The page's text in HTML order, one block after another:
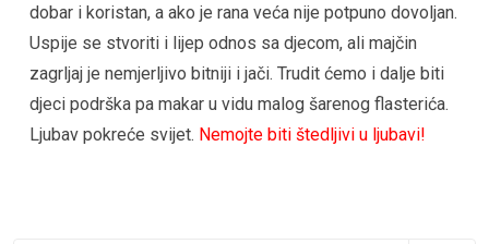
dobar i koristan, a ako je rana veća nije potpuno dovoljan.
Uspije se stvoriti i lijep odnos sa djecom, ali majčin
zagrljaj je nemjerljivo bitniji i jači. Trudit ćemo i dalje biti
djeci podrška pa makar u vidu malog šarenog flasterića.
Ljubav pokreće svijet. Nemojte biti štedljivi u ljubavi!